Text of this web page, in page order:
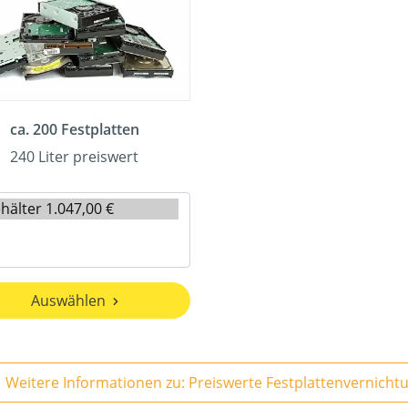
ca. 200 Festplatten
240 Liter preiswert
Auswählen
Weitere Informationen zu: Preiswerte